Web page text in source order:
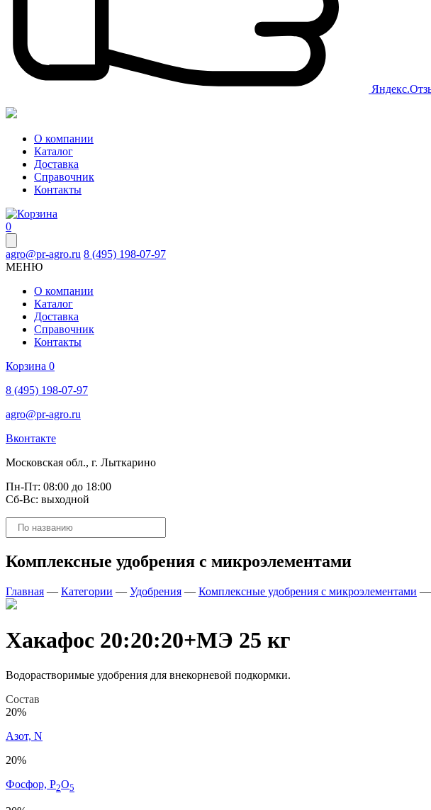
О компании
Каталог
Доставка
Справочник
Контакты
0
agro@pr-agro.ru 8 (495) 198-07-97
МЕНЮ
О компании
Каталог
Доставка
Справочник
Контакты
Корзина 0
8 (495) 198-07-97
agro@pr-agro.ru
Вконтакте
Московская обл., г. Лыткарино
Пн-Пт: 08:00 до 18:00
Сб-Вс: выходной
Поиск
товаров
Комплексные удобрения с микроэлементами
Главная — Категории — Удобрения — Комплексные удобрения с микроэлементами —
Хакафос 20:20:20+МЭ 25 кг
Водорастворимые удобрения для внекорневой подкормки.
Состав
20%
Азот, N
20%
Фосфор, P2O5